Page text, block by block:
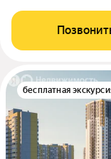
бесплатная